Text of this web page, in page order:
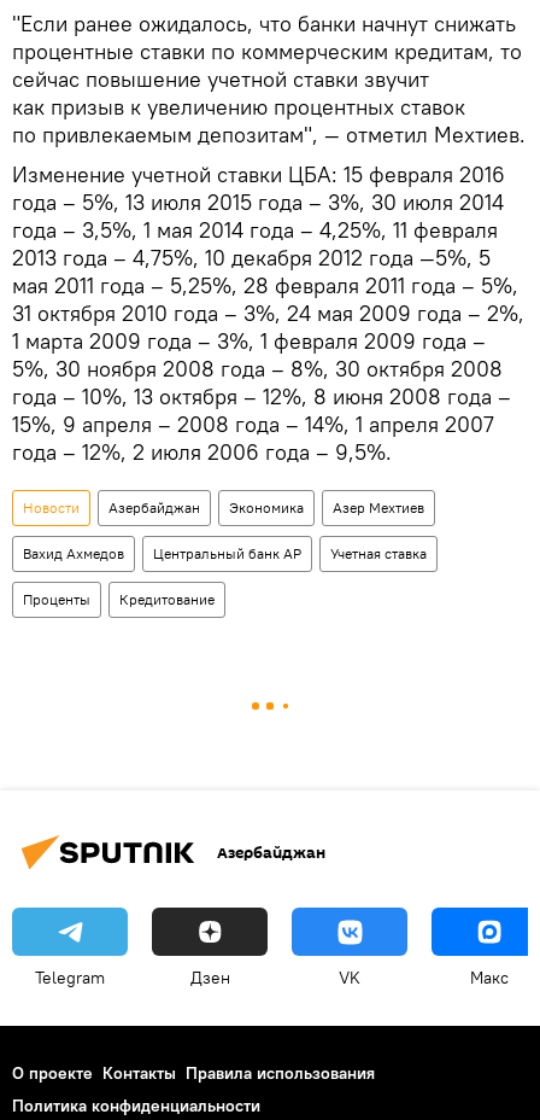
"Если ранее ожидалось, что банки начнут снижать
процентные ставки по коммерческим кредитам, то
сейчас повышение учетной ставки звучит
как призыв к увеличению процентных ставок
по привлекаемым депозитам", — отметил Мехтиев.
Изменение учетной ставки ЦБА: 15 февраля 2016
года – 5%, 13 июля 2015 года – 3%, 30 июля 2014
года – 3,5%, 1 мая 2014 года – 4,25%, 11 февраля
2013 года – 4,75%, 10 декабря 2012 года —5%, 5
мая 2011 года – 5,25%, 28 февраля 2011 года – 5%,
31 октября 2010 года – 3%, 24 мая 2009 года – 2%,
1 марта 2009 года – 3%, 1 февраля 2009 года –
5%, 30 ноября 2008 года – 8%, 30 октября 2008
года – 10%, 13 октября – 12%, 8 июня 2008 года –
15%, 9 апреля – 2008 года – 14%, 1 апреля 2007
года – 12%, 2 июля 2006 года – 9,5%.
Новости Азербайджан Экономика Азер Мехтиев
Вахид Ахмедов Центральный банк АР Учетная ставка
Проценты Кредитование
Азербайджан
Telegram Дзен VK Макс
О проекте Контакты Правила использования
Политика конфиденциальности